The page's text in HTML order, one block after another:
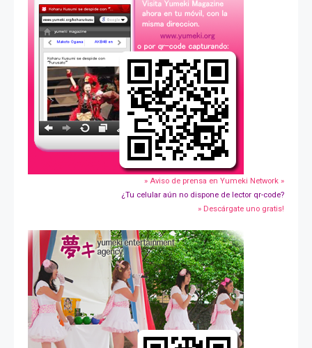
» Aviso de prensa en Yumeki Network »
¿Tu celular aún no dispone de lector qr-code?
» Descárgate uno gratis!